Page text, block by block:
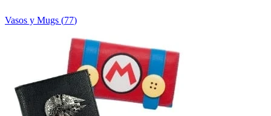
Vasos y Mugs (77)